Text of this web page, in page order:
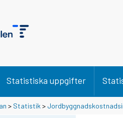
Statistiska uppgifter
> Statistik >